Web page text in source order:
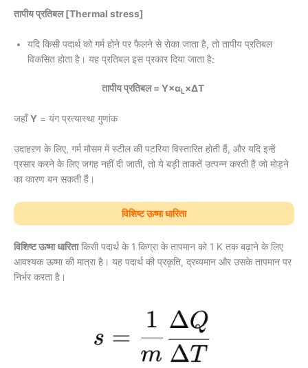
तापीय प्रतिबल [Thermal stress]
यदि किसी पदार्थ को गर्म होने पर फैलने से रोका जाता है, तो तापीय प्रतिबल
विकसित होता है। यह प्रतिबल इस प्रकार दिया जाता है:
तापीय प्रतिबल = Y×αL×ΔT
जहाँY = यंग प्रत्यास्था गुणांक
उदाहरण के लिए, गर्म मौसम में स्टील की पटरिया विस्तारित होती हैं, और यदि इन्हें
प्रसार करने के लिए जगह नहीं दी जाती, तो ये बड़ी ताकतें उत्पन्न करती हैं जो मोड़ने
का कारण बन सकती हैं।
विशिष्ट ऊष्मा धारिता
विशिष्ट ऊष्मा धारिताकिसी पदार्थ के 1 किग्रा के तापमान को 1 K तक बढ़ाने के लिए
आवश्यक ऊष्मा की मात्रा है। यह पदार्थ की प्रकृति, द्रव्यमान और उसके तापमान पर
निर्भर करता है।